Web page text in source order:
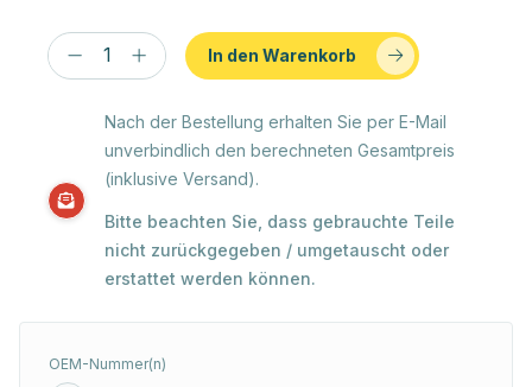
In den Warenkorb
Nach der Bestellung erhalten Sie per E-Mail
unverbindlich den berechneten Gesamtpreis
(inklusive Versand).
Bitte beachten Sie, dass gebrauchte Teile
nicht zurückgegeben / umgetauscht oder
erstattet werden können.
OEM-Nummer(n)